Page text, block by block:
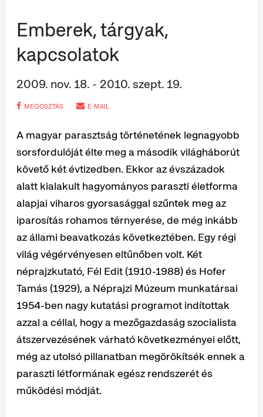
Emberek, tárgyak,
kapcsolatok
2009. nov. 18. - 2010. szept. 19.
MEGOSZTÁS E-MAIL
A magyar parasztság történetének legnagyobb
sorsfordulóját élte meg a második világháborút
követő két évtizedben. Ekkor az évszázadok
alatt kialakult hagyományos paraszti életforma
alapjai viharos gyorsasággal szűntek meg az
iparosítás rohamos térnyerése, de még inkább
az állami beavatkozás következtében. Egy régi
világ végérvényesen eltűnőben volt. Két
néprajzkutató, Fél Edit (1910-1988) és Hofer
Tamás (1929), a Néprajzi Múzeum munkatársai
1954-ben nagy kutatási programot indítottak
azzal a céllal, hogy a mezőgazdaság szocialista
átszervezésének várható következményei előtt,
még az utolsó pillanatban megörökítsék ennek a
paraszti létformának egész rendszerét és
működési módját.